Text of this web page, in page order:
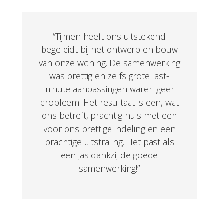
“Tijmen heeft ons uitstekend
begeleidt bij het ontwerp en bouw
van onze woning. De samenwerking
was prettig en zelfs grote last-
minute aanpassingen waren geen
probleem. Het resultaat is een, wat
ons betreft, prachtig huis met een
voor ons prettige indeling en een
prachtige uitstraling. Het past als
een jas dankzij de goede
samenwerking!”